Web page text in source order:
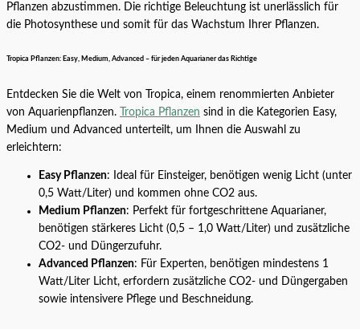
Pflanzen abzustimmen. Die richtige Beleuchtung ist unerlässlich für
die Photosynthese und somit für das Wachstum Ihrer Pflanzen.
Tropica Pflanzen: Easy, Medium, Advanced – für jeden Aquarianer das Richtige
Entdecken Sie die Welt von Tropica, einem renommierten Anbieter
von Aquarienpflanzen.
Tropica Pflanzen sind in die Kategorien Easy,
Medium und Advanced unterteilt, um Ihnen die Auswahl zu
erleichtern:
Easy Pflanzen: Ideal für Einsteiger, benötigen wenig Licht (unter
0,5 Watt/Liter) und kommen ohne CO2 aus.
Medium Pflanzen: Perfekt für fortgeschrittene Aquarianer,
benötigen stärkeres Licht (0,5 – 1,0 Watt/Liter) und zusätzliche
CO2- und Düngerzufuhr.
Advanced Pflanzen: Für Experten, benötigen mindestens 1
Watt/Liter Licht, erfordern zusätzliche CO2- und Düngergaben
sowie intensivere Pflege und Beschneidung.